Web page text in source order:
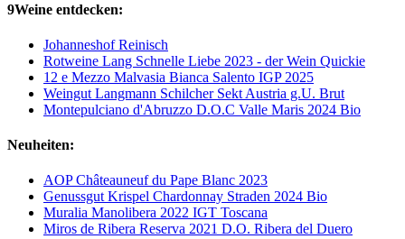
9Weine entdecken:
Johanneshof Reinisch
Rotweine Lang Schnelle Liebe 2023 - der Wein Quickie
12 e Mezzo Malvasia Bianca Salento IGP 2025
Weingut Langmann Schilcher Sekt Austria g.U. Brut
Montepulciano d'Abruzzo D.O.C Valle Maris 2024 Bio
Neuheiten:
AOP Châteauneuf du Pape Blanc 2023
Genussgut Krispel Chardonnay Straden 2024 Bio
Muralia Manolibera 2022 IGT Toscana
Miros de Ribera Reserva 2021 D.O. Ribera del Duero